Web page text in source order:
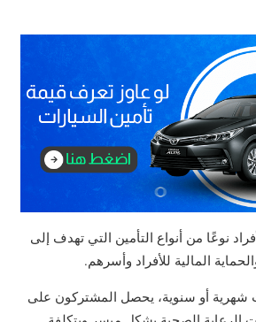
نوعًا من أنواع التأمين التي تهدف إلى
المالية للأفراد وأسرهم.
شهرية أو سنوية، يحصل المشتركون على